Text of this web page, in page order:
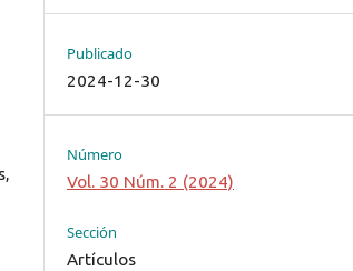
Publicado
2024-12-30
Número
Vol. 30 Núm. 2 (2024)
Sección
Artículos